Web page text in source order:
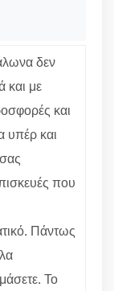
δεν
και με
και
υπέρ και
που
Πάντως
Το